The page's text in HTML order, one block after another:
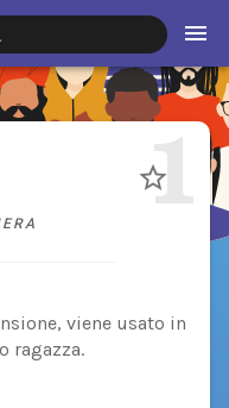
1
viene usato in
ragazza.